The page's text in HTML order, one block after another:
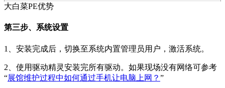
大白菜PE优势
第三步、系统设置
1、安装完成后，切换至系统内置管理员用户，激活系统。
2、使用驱动精灵安装完所有驱动。如果现场没有网络可参考
“展馆维护过程中如何通过手机让电脑上网？ ”